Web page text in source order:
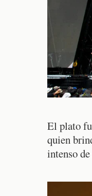
El plato
quien
intenso